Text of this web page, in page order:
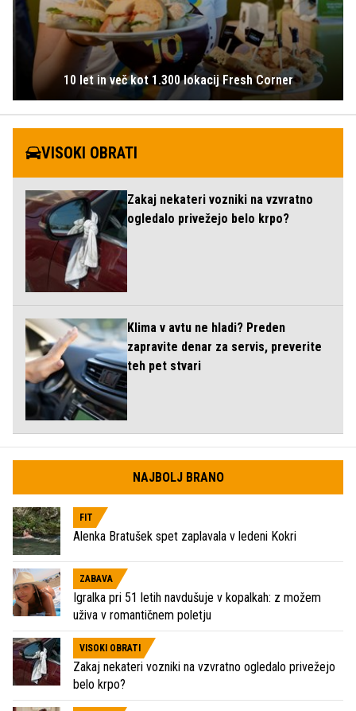
10 let in več kot 1.300 lokacij Fresh Corner
VISOKI OBRATI
Zakaj nekateri vozniki na vzvratno
ogledalo privežejo belo krpo?
Klima v avtu ne hladi? Preden
zapravite denar za servis, preverite
teh pet stvari
NAJBOLJ BRANO
FIT
Alenka Bratušek spet zaplavala v ledeni Kokri
ZABAVA
Igralka pri 51 letih navdušuje v kopalkah: z možem
uživa v romantičnem poletju
VISOKI OBRATI
Zakaj nekateri vozniki na vzvratno ogledalo privežejo
belo krpo?